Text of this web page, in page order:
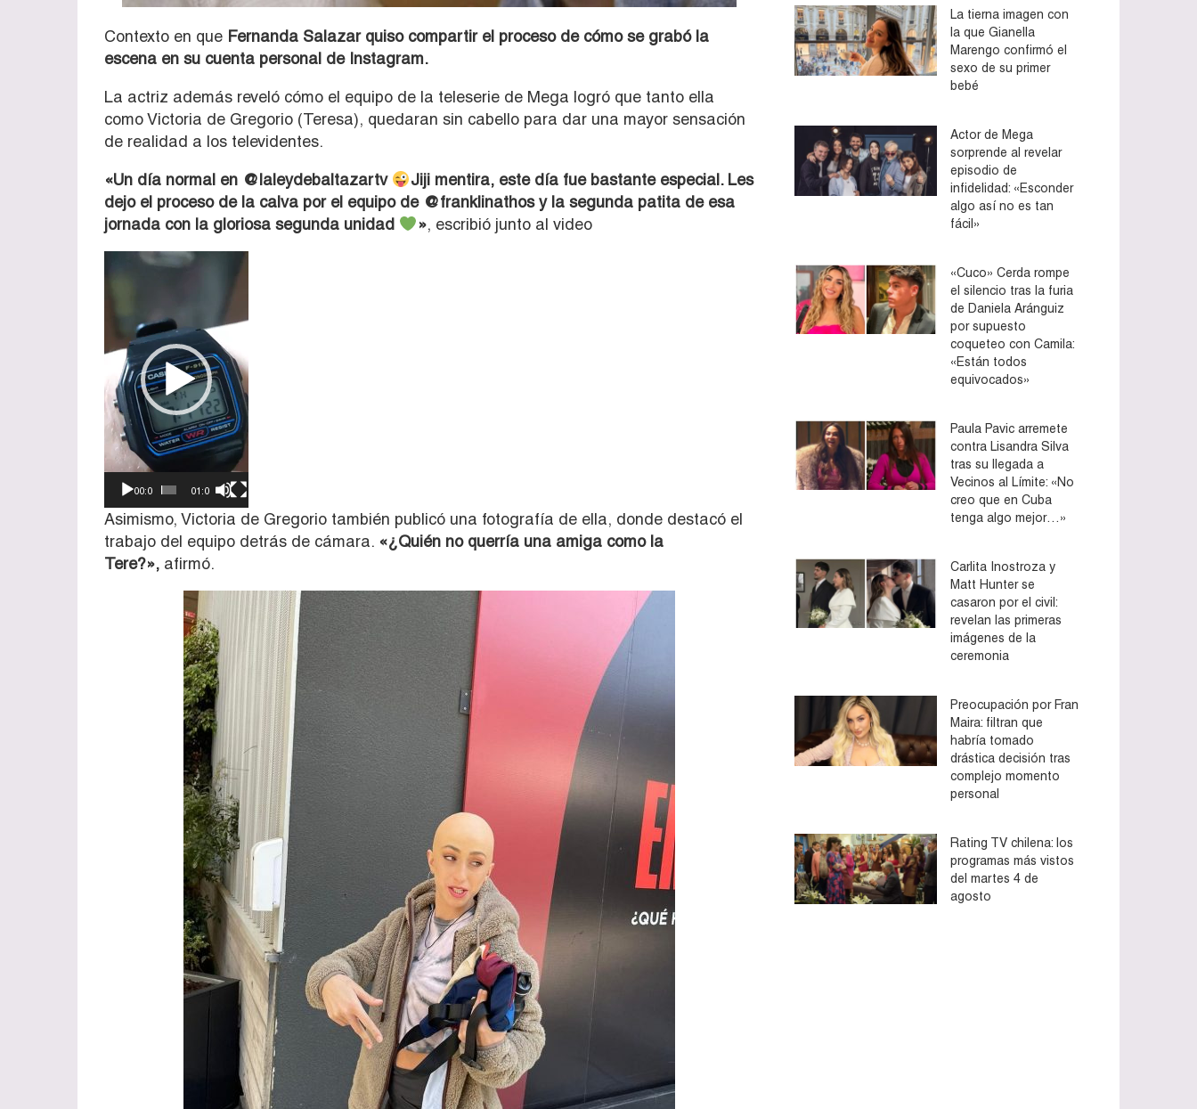
Contexto en que Fernanda Salazar quiso compartir el proceso de cómo se grabó la
escena en su cuenta personal de Instagram.
La actriz además reveló cómo el equipo de la teleserie de Mega logró que tanto ella
como Victoria de Gregorio (Teresa), quedaran sin cabello para dar una mayor sensación
de realidad a los televidentes.
«Un día normal en @laleydebaltazartv
Jiji mentira, este día fue bastante especial. Les
dejo el proceso de la calva por el equipo de @franklinathos y la segunda patita de esa
jornada con la gloriosa segunda unidad
», escribió junto al video
Reproductor
00:00 01:03
Asimismo, Victoria de Gregorio también publicó una fotografía de ella, donde destacó el
trabajo del equipo detrás de cámara. «¿Quién no querría una amiga como la
Tere?», afirmó.
La tierna imagen con
la que Gianella
Marengo confirmó el
sexo de su primer
bebé
Actor de Mega
sorprende al revelar
episodio de
infidelidad: «Esconder
algo así no es tan
fácil»
«Cuco» Cerda rompe
el silencio tras la furia
de Daniela Aránguiz
por supuesto
coqueteo con Camila:
«Están todos
equivocados»
Paula Pavic arremete
contra Lisandra Silva
tras su llegada a
Vecinos al Límite: «No
creo que en Cuba
tenga algo mejor…»
Carlita Inostroza y
Matt Hunter se
casaron por el civil:
revelan las primeras
imágenes de la
ceremonia
Preocupación por Fran
Maira: filtran que
habría tomado
drástica decisión tras
complejo momento
personal
Rating TV chilena: los
programas más vistos
del martes 4 de
agosto